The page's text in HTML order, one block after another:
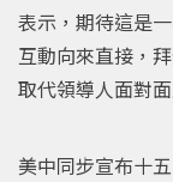
表示，期待這是
互動向來直接，
取代領導人面對
美中同步宣布十